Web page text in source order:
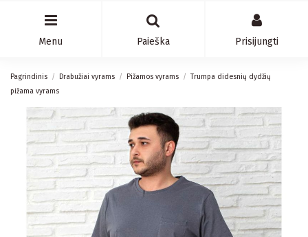
Menu Paieška Prisijungti
Pagrindinis Drabužiai vyrams Pižamos vyrams
Trumpa didesnių dydžių
pižama vyrams